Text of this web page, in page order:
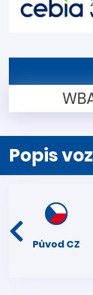
Popis
Původ CZ